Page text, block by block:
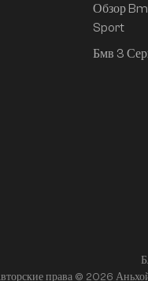
Авто L6 2024 Про
высокого
Обзор
Sport
Бмв 3
права © 2026